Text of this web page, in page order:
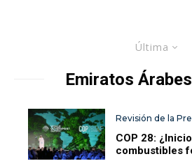
Última
Emiratos
Revisión de la
COP 28:
combustibles